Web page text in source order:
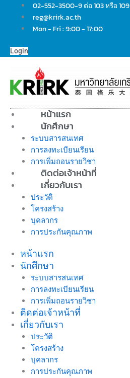
content
02-552-3500-9 ต่อ 103 หรือ 109
reg@krirk.ac.th
Mon - Fri : 9:00 - 17:00
Login
หน้าแรก
นักศึกษา
ระบบสารสนเทศ
การลงทะเบียนเรียน
การเพิ่มถอนรายวิชา
ติดต่อเจ้าหน้าที่
เกี่ยวกับเรา
ประวัติ
โครงสร้าง
บุคลากร
การประกันคุณภาพ
หน้าแรก
นักศึกษา
ระบบสารสนเทศ
การลงทะเบียนเรียน
การเพิ่มถอนรายวิชา
ติดต่อเจ้าหน้าที่
เกี่ยวกับเรา
ประวัติ
โครงสร้าง
บุคลากร
การประกันคุณภาพ